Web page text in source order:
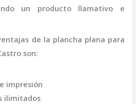
un producto llamativo e
de la plancha plana para
son:
impresión
ilimitados